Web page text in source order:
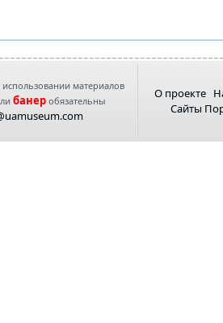
материалов
банеробязательны
О проекте
Сайты